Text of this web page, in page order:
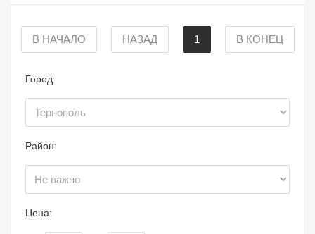
В НАЧАЛО НАЗАД 1 В КОНЕЦ
Город:
Район:
Цена: